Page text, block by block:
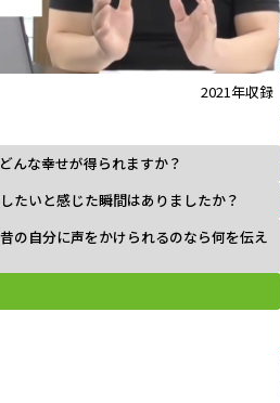
2021年収録
んな幸せが得られますか？
たいと感じた瞬間はありましたか？
の自分に声をかけられるのなら何を伝え